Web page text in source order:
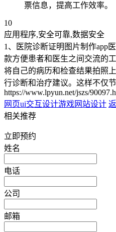
票信息，提高工作效率。
10
应用程序,安全可靠,数据安全
1、医院诊断证明图片制作app
款方便患者和医生之间交流的
将自己的病历和检查结果拍照
行诊断和治疗建议。这样不仅
https://www.lpyun.net/jszs/
网页ui交互设计游戏网站设计
相关推荐
立即预约
姓名
电话
公司
邮箱